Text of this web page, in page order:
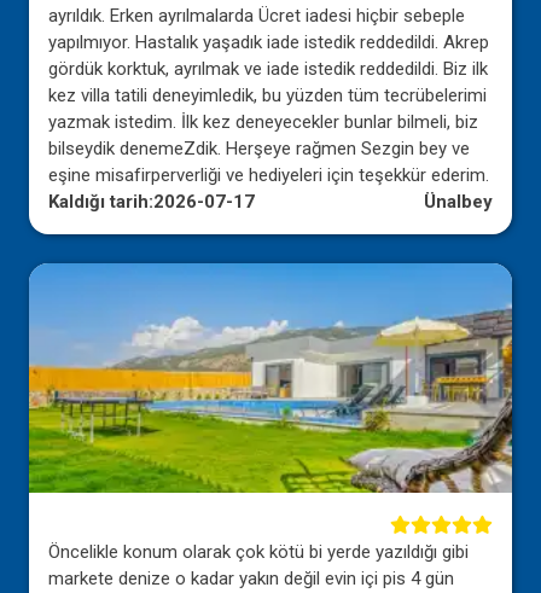
ayrıldık. Erken ayrılmalarda Ücret iadesi hiçbir sebeple
yapılmıyor. Hastalık yaşadık iade istedik reddedildi. Akrep
gördük korktuk, ayrılmak ve iade istedik reddedildi. Biz ilk
kez villa tatili deneyimledik, bu yüzden tüm tecrübelerimi
yazmak istedim. İlk kez deneyecekler bunlar bilmeli, biz
bilseydik denemeZdik. Herşeye rağmen Sezgin bey ve
eşine misafirperverliği ve hediyeleri için teşekkür ederim.
Kaldığı tarih:2026-07-17 Ünalbey
Öncelikle konum olarak çok kötü bi yerde yazıldığı gibi
markete denize o kadar yakın değil evin içi pis 4 gün